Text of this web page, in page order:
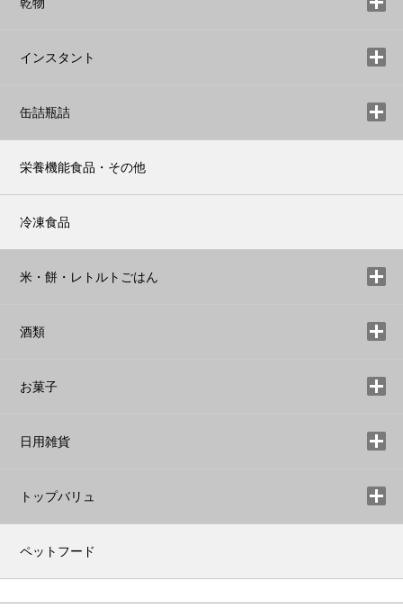
乾物
インスタント
缶詰瓶詰
栄養機能食品・その他
冷凍食品
米・餅・レトルトごはん
酒類
お菓子
日用雑貨
トップバリュ
ペットフード